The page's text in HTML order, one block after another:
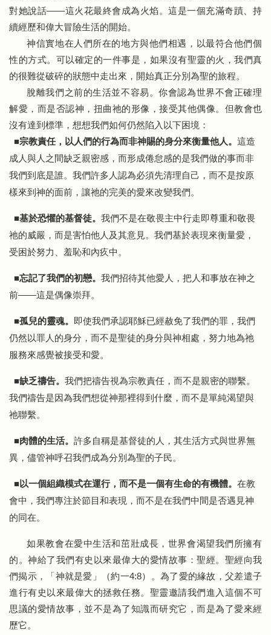
對她說話——這火花最終會成為火焰。這是一個充滿奇蹟、持
續經歷和偉大冒險生活的開始。
神信實地在人們所在的地方與他們相遇，以最符合他們個
性的方式。可以確定的一件事是，如果沒有聖靈的火，我們真
的很難從破碎的狀態中走出來，開始真正分別為聖的旅程。
脫離我們之前的生活並不容易。你會認為世界不會正確理
解愛，而是否認神，扭曲祂的形像，接受其他偶像。但教會也
沒有達到標準，想想我們如何仍然陷入以下困境：
■宗教責任，以人們的行為而非神賜的身分來衡量他人。 這造
成人與人之間缺乏親密感，而形成倦怠感的是我們做的事而非
我們到底是誰。我們許多人認為必須先清理自己，而不是按原
樣來到神的面前，讓祂的完美的愛來改變我們。
■基於恐懼的基督徒。 我們不是在敬畏主中行走即尊重和敬畏
祂的威嚴，而是害怕他人及其意見。我們基於表現來衡量愛，
受困於努力、羞恥和內疚中。
■忘記了我們的初戀。 我們招待其他愛人，把人和事放在神之
前——這是偶像崇拜。
■孤兒的靈魂。 即使我們承認耶穌已經赦免了我們的罪，我們
仍然以罪人的身分，而不是聖徒的身分與神相處，努力地為祂
服務來感覺被接受和愛。
■缺乏禱告。 我們把禱告視為宗教責任，而不是親密的聯繫。
我們禱告是因為我們想從神那裡得到什麼，而不是單純渴望與
祂聯繫。
■肉體的生活。 許多自稱是基督徒的人，其生活方式與世界無
異，儘管神呼召我們成為分別為聖的子民。
■以一個組織模式在運行，而不是一個有生命的有機體。 在教
會中，我們專注於節目和表現，而不是在我們中間是否遇見神
的同在。
如果教會在愛中生活和茁壯成長，世界會渴望我們所擁有
的。神給了我們有史以來最偉大的愛情故事：聖經。聖經向我
們揭示，「神就是愛」（約一4:8）。為了愛的緣故，父差遣子
進行有史以來最偉大的拯救任務。聖靈邀請我們進入這個不可
思議的愛情故事，並不是為了知識而研究它，而是為了愛來經
歷它。